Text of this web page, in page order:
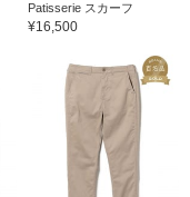
Patisserie スカーフ
¥16,500